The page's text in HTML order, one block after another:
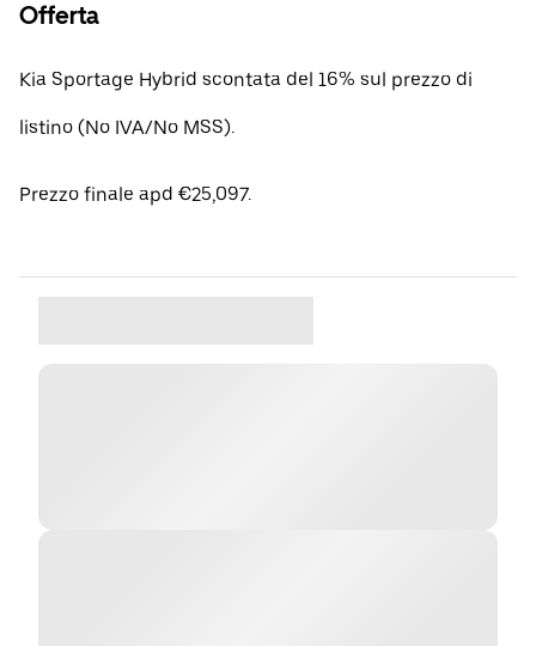
Offerta
Kia Sportage Hybrid scontata del 16% sul prezzo di
listino (No IVA/No MSS).
Prezzo finale apd €25,097.